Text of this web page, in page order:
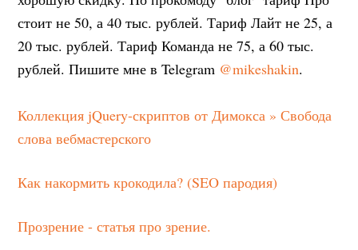
стоит не 50, а 40 тыс. рублей. Тариф Лайт не 25, а
20 тыс. рублей. Тариф Команда не 75, а 60 тыс.
рублей. Пишите мне в Telegram @mikeshakin.
Коллекция jQuery-скриптов от Димокса » Свобода
слова вебмастерского
Как накормить крокодила? (SEO пародия)
Прозрение - статья про зрение.